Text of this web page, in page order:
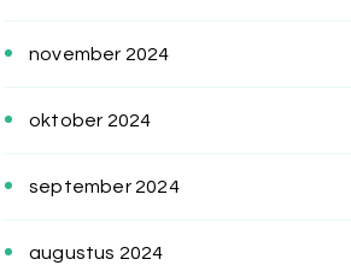
november 2024
oktober 2024
september 2024
augustus 2024